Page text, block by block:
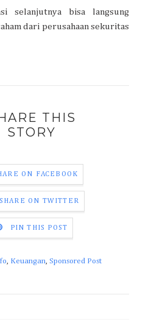
selanjutnya bisa langsung
dari perusahaan sekuritas
THIS
STORY
ON FACEBOOK
SHARE ON TWITTER
PIN THIS POST
, Keuangan, Sponsored Post